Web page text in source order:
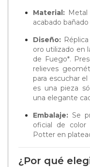
Material:
acabado
Diseño:
oro utilizado en
de Fuego*.
relieves
para escuchar
es una pieza
una elegante
Embalaje: Se
oficial de
Potter en
¿Por qué